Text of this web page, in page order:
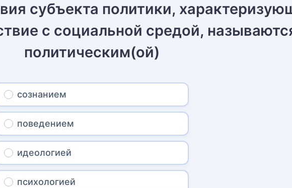
субъекта политики,
с социальной средой,
политическим(ой)
сознанием
поведением
идеологией
психологией